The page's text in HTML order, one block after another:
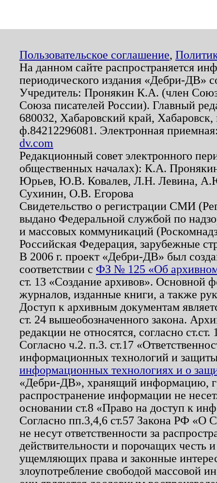
Пользовательское соглашение,
На данном сайте распространяется
периодического издания «Дебри-ДВ»
Учредитель: Пронякин К.А. (член
Союза писателей России). Главный
680032, Хабаровский край,
ф.84212296081. Электронная
dv.com
Редакционный совет электронного
общественных началах): К.А.
Юрьев, Ю.В. Ковалев, Л.Н. Левина,
Сухинин, О.В. Егорова
Свидетельство о регистрации СМИ
выдано Федеральной службой по
и массовых коммуникаций
Российская Федерация, зарубежные
В 2006 г. проект «Дебри-ДВ» был
соответствии с ФЗ № 125 «Об
ст. 13 «Создание архивов». Основной
журналов, изданные книги, а также
Доступ к архивным документам
ст. 24 вышеобозначенного закона.
редакции не относятся, согласно
Согласно ч.2. п.3. ст.17
информационных технологий и
информационных технологиях и о
«Дебри-ДВ», хранящий информацию,
распространение информации не
основании ст.8 «Право на доступ к
Согласно пп.3,4,6 ст.57 Закона РФ «О
не несут ответственности за
действительности и порочащих честь
ущемляющих права и законные
злоупотребление свободой массовой